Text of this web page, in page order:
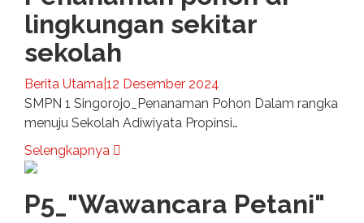
lingkungan sekitar
sekolah
Berita Utama 12 Desember 2024
SMPN 1 Singorojo_Penanaman Pohon Dalam rangka
menuju Sekolah Adiwiyata Propinsi…
Selengkapnya
P5_"Wawancara Petani"